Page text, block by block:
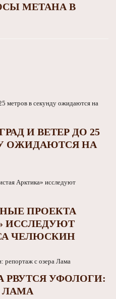
МЕТАНА В
И ВЕТЕР ДО 25
ОЖИДАЮТСЯ НА
ПРОЕКТА
ИССЛЕДУЮТ
ЧЕЛЮСКИН
РВУТСЯ УФОЛОГИ:
ЛАМА